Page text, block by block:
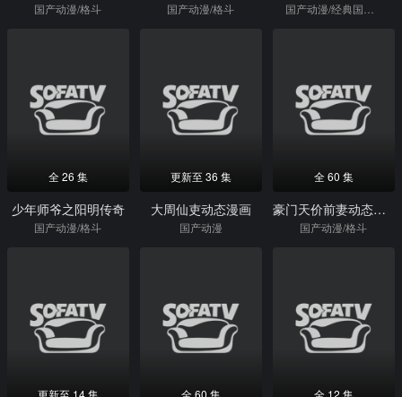
国产动漫/格斗 国产动漫/格斗
全 26 集
少年师爷之阳明传奇
国产动漫/格斗
更新至 36 集
大周仙吏动态漫画
国产动漫
全 60 集
豪门天价前妻动态漫画
国产动漫/格斗
更新至 14 集 全 60 集 全 12 集